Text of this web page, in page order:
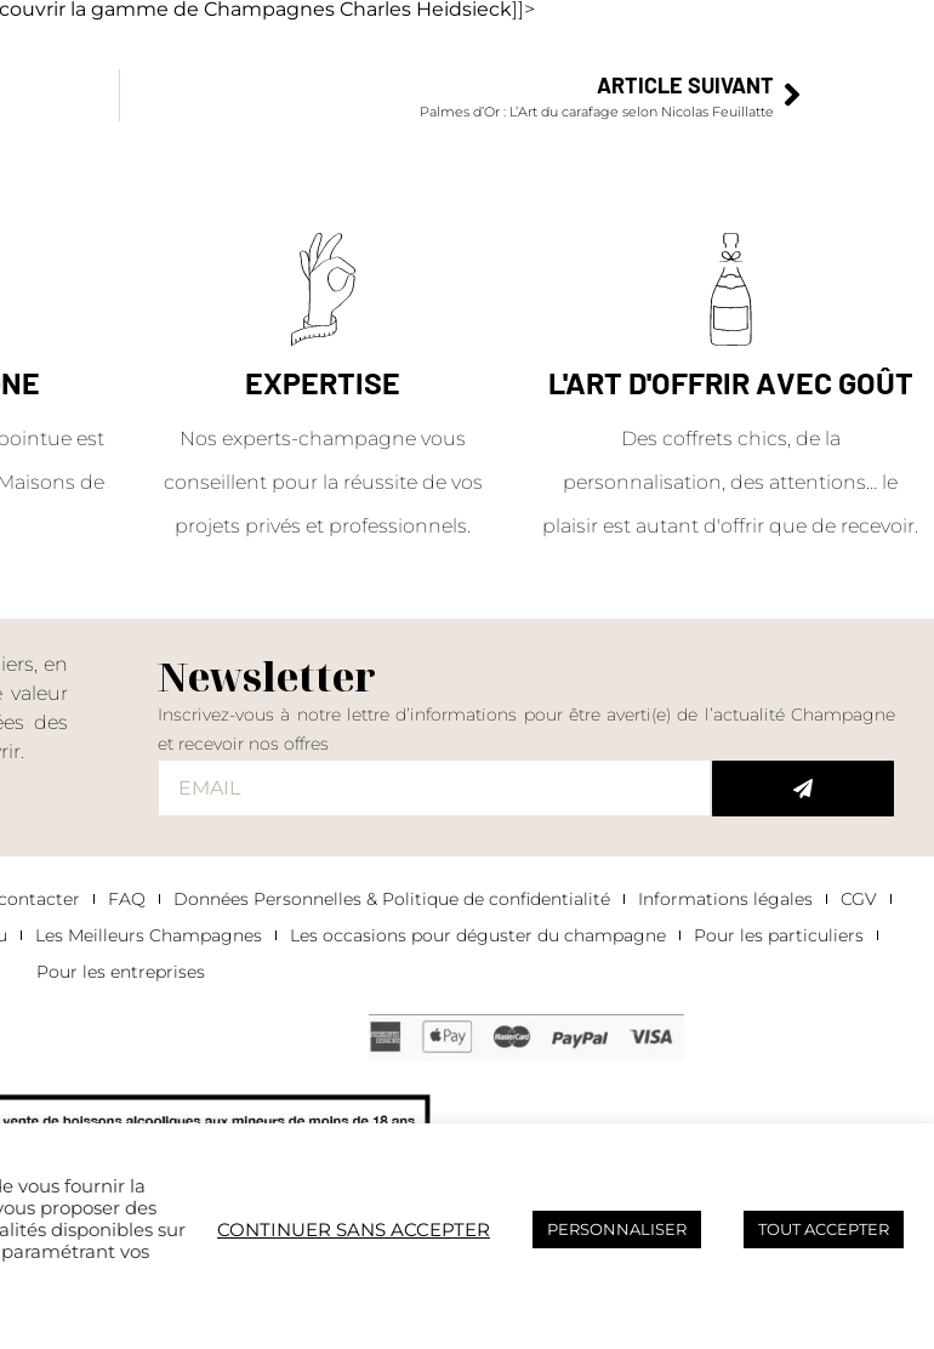
la gamme de Champagnes Charles Heidsieck]]>
ARTICLE SUIVANT
Palmes d’Or : L’Art du carafage selon Nicolas Feuillatte
est
de
EXPERTISE
Nos experts-champagne vous
conseillent pour la réussite de vos
projets privés et professionnels.
L'ART D'OFFRIR AVEC GOÛT
Des coffrets chics, de la
personnalisation, des attentions… le
plaisir est autant d'offrir que de recevoir.
en
valeur
des
Newsletter
Inscrivez-vous à notre lettre d’informations pour être averti(e) de l’actualité Champagne
et recevoir nos offres
FAQ Données Personnelles & Politique de confidentialité Informations légales
CGV
Les Meilleurs Champagnes Les occasions pour déguster du champagne
Pour les particuliers
Pour les entreprises
POUR LA SANTÉ. À CONSOMMER AVEC MODÉRATION.
and the GooglePrivacy Policy
vous fournir la
proposer des
disponibles sur
vos
CONTINUER SANS ACCEPTER PERSONNALISER TOUT ACCEPTER